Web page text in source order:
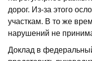
дорог. Из-за этого
участкам. В то же
нарушений не
Доклад в